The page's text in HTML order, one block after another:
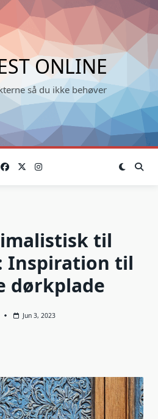
ONLINE
så du ikke behøver
til
Inspiration til
dørkplade
Jun 3, 2023